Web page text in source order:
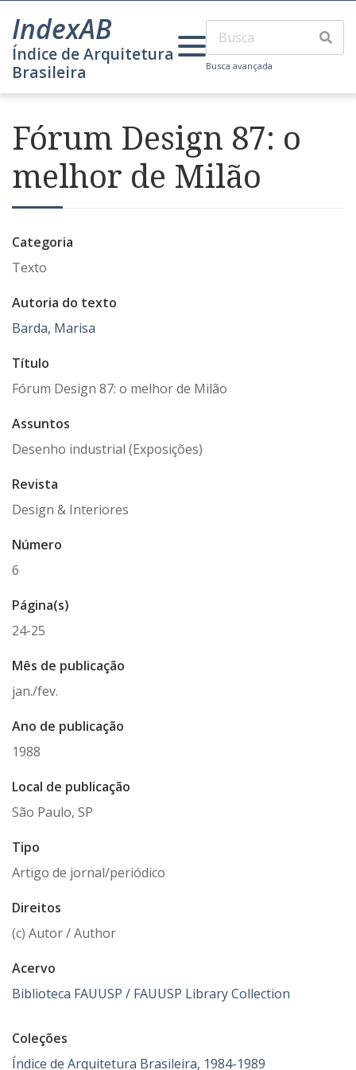
IndexAB
Índice de Arquitetura
Brasileira
Busca avançada
Fórum Design 87: o
melhor de Milão
Categoria
Texto
Autoria do texto
Barda, Marisa
Título
Fórum Design 87: o melhor de Milão
Assuntos
Desenho industrial (Exposições)
Revista
Design & Interiores
Número
6
Página(s)
24-25
Mês de publicação
jan./fev.
Ano de publicação
1988
Local de publicação
São Paulo, SP
Tipo
Artigo de jornal/periódico
Direitos
(c) Autor / Author
Acervo
Biblioteca FAUUSP / FAUUSP Library Collection
Coleções
Índice de Arquitetura Brasileira, 1984-1989